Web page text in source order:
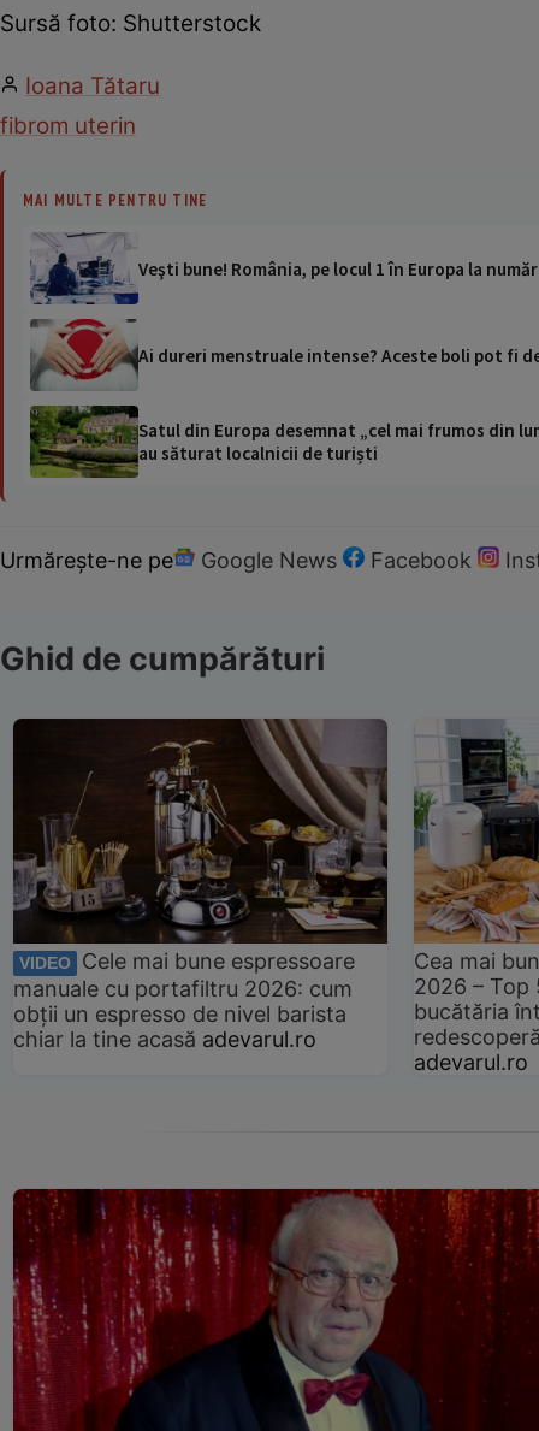
Sursă foto: Shutterstock
Ioana Tătaru
fibrom uterin
MAI MULTE PENTRU TINE
Veşti bune! România, pe locul 1 în Europa la
Ai dureri menstruale intense? Aceste boli pot fi
Satul din Europa desemnat „cel mai frumos din
au săturat localnicii de turiști
Urmărește-ne pe Google News Facebook
Ghid de cumpărături
VIDEO
Cele mai bune espressoare
manuale cu portafiltru 2026: cum
obții un espresso de nivel barista
chiar la tine acasă adevarul.ro
Cea mai
2026 –
bucătăria
adevarul.ro